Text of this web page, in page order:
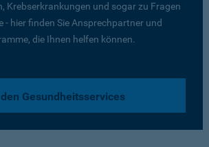
Krebserkrankungen und sogar zu Fragen
- hier finden Sie Ansprechpartner und
die Ihnen helfen können.
Gesundheitsservices